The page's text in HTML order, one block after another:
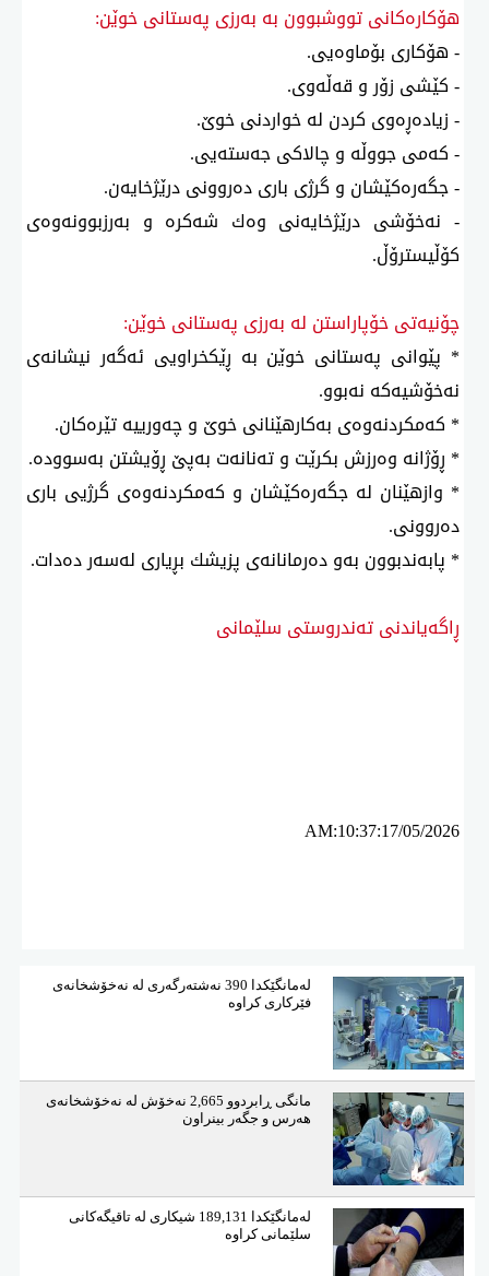
هۆكارەكانی تووشبوون بە بەرزی پەستانی خوێن:
- هۆكاری بۆماوەیی.
- كێشی زۆر و قەڵەوی.
- زیادەڕەوی كردن لە خواردنی خوێ.
- كەمی جووڵە و چالاكی جەستەیی.
- جگەرەكێشان و گرژی باری دەروونی درێژخایەن.
- نەخۆشی درێژخایەنی وەك شەكرە و بەرزبوونەوەی
كۆڵیسترۆڵ.
چۆنیەتی خۆپاراستن لە بەرزی پەستانی خوێن:
* پێوانی پەستانی خوێن بە ڕێكخراویی ئەگەر نیشانەی
نەخۆشیەكە نەبوو.
* كەمكردنەوەی بەكارهێنانی خوێ و چەورییە تێرەكان.
* ڕۆژانە وەرزش بكرێت و تەنانەت بەپێ ڕۆیشتن بەسوودە.
* وازهێنان لە جگەرەكێشان و كەمكردنەوەی گرژیی باری
دەروونی.
* پابەندبوون بەو دەرمانانەی پزیشك بڕیاری لەسەر دەدات.
ڕاگەیاندنی تەندروستی سلێمانی
AM:10:37:17/05/2026
لەمانگێكدا 390 نەشتەرگەری لە نەخۆشخانەی
فێركاری كراوە
مانگی ڕابردوو 2,665 نەخۆش لە نەخۆشخانەی
هەرس و جگەر بینراون
لەمانگێكدا 189,131 شیكاری لە تاقیگەكانی
سلێمانی كراوە